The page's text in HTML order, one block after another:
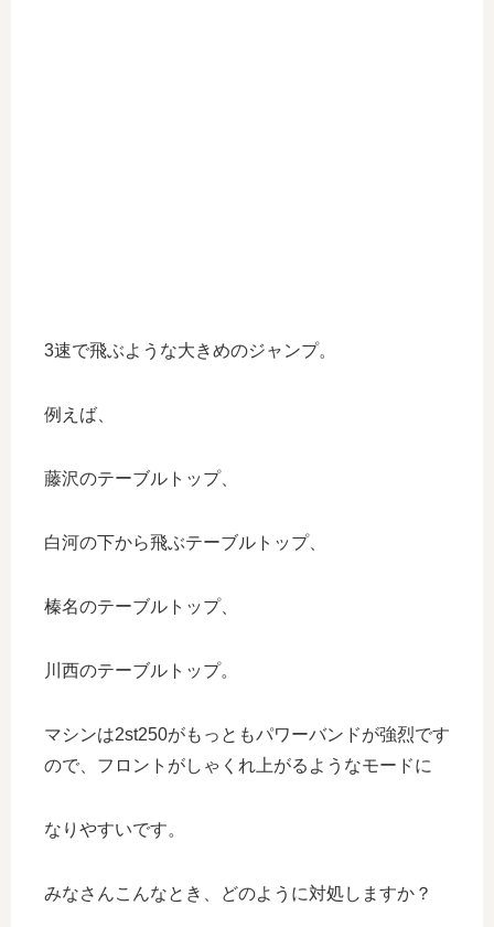
3速で飛ぶような大きめのジャンプ。
例えば、
藤沢のテーブルトップ、
白河の下から飛ぶテーブルトップ、
榛名のテーブルトップ、
川西のテーブルトップ。
マシンは2st250がもっともパワーバンドが強烈です
ので、フロントがしゃくれ上がるようなモードに
なりやすいです。
みなさんこんなとき、どのように対処しますか？